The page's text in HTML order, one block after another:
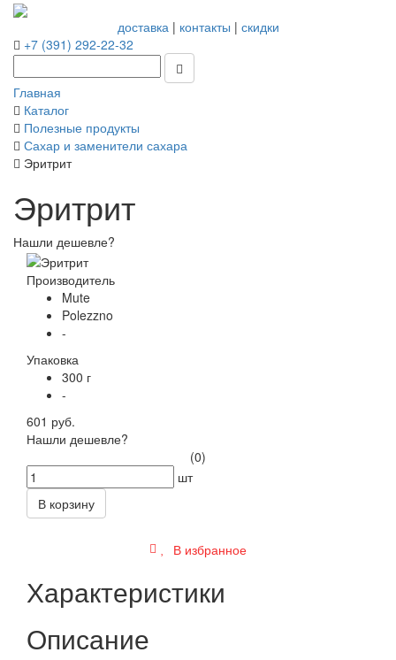
доставка| контакты | скидки
+7 (391) 292-22-32
Главная
Каталог
Полезные продукты
Сахар и заменители сахара
Эритрит
Эритрит
Нашли дешевле?
Производитель
Mute
Polezzno
-
Упаковка
300 г
-
601 руб.
Нашли дешевле?
(0)
шт
В корзину
В избранное
Характеристики
Описание